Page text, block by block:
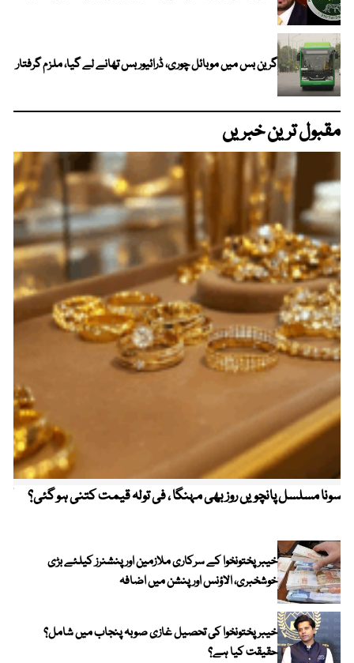
گرین بس میں موبائل چوری، ڈرائیور بس تھانے لے گیا، ملزم گرفتار
مقبول ترین خبریں
سونا مسلسل پانچویں روز بھی مہنگا ، فی تولہ قیمت کتنی ہو گئی؟
خیبرپختونخوا کے سرکاری ملازمین اور پنشنرز کیلئے بڑی
خوشخبری، الاؤنس اور پنشن میں اضافہ
خیبر پختونخوا کی تحصیل غازی صوبہ پنجاب میں شامل؟
حقیقت کیا ہے؟